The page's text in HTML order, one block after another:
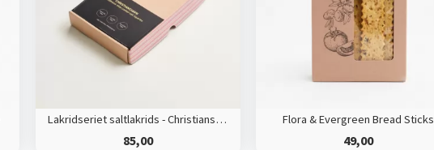
Lakridseriet saltlakrids - Christianshavn
85,00
Flora & Evergreen Bread Sticks
49,00